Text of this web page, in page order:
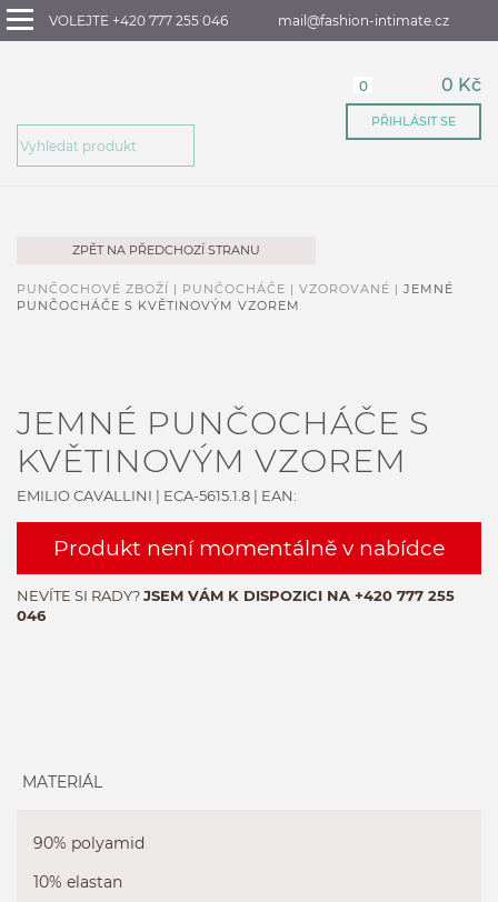
VOLEJTE +420 777 255 046 mail@fashion-intimate.cz
0 0 Kč
PŘIHLÁSIT SE
ZPĚT NA PŘEDCHOZÍ STRANU
PUNČOCHOVÉ ZBOŽÍ | PUNČOCHÁČE | VZOROVANÉ | JEMNÉ
PUNČOCHÁČE S KVĚTINOVÝM VZOREM
JEMNÉ PUNČOCHÁČE S
KVĚTINOVÝM VZOREM
EMILIO CAVALLINI | ECA-5615.1.8 | EAN:
Produkt není momentálně v nabídce
NEVÍTE SI RADY?JSEM VÁM K DISPOZICI NA +420 777 255
046
MATERIÁL
90% polyamid
10% elastan